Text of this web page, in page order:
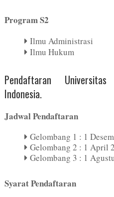
Program S2
Ilmu Administrasi
Ilmu Hukum
Pendaftaran
Indonesia.
Jadwal Pendaftaran
Gelombang 1 : 1
Gelombang 2 : 1 April
Gelombang 3 : 1
Syarat Pendaftaran